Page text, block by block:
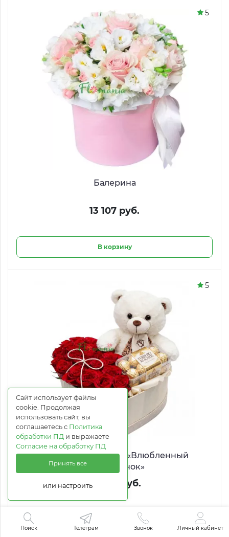
Балерина
13 107 руб.
В корзину
5
Подарочный набор «Влюбленный
медвежонок»
14 432 руб.
5
Поиск Телеграм Звонок Личный кабинет
Сайт использует файлы
cookie. Продолжая
использовать сайт, вы
соглашаетесь с Политика
обработки ПД и выражаете
Согласие на обработку ПД
Принять все
или настроить